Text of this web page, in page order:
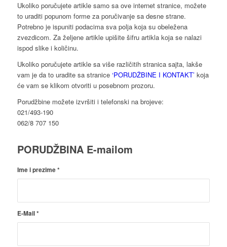
Ukoliko poručujete artikle samo sa ove internet stranice, možete
to uraditi popunom forme za poručivanje sa desne strane.
Potrebno je ispuniti podacima sva polja koja su obeležena
zvezdicom. Za željene artikle upišite šifru artikla koja se nalazi
ispod slike i količinu.
Ukoliko poručujete artikle sa više različitih stranica sajta, lakše
vam je da to uradite sa stranice ‘PORUDŽBINE I KONTAKT’ koja
će vam se klikom otvoriti u posebnom prozoru.
Porudžbine možete izvršiti i telefonski na brojeve:
021/493-190
062/8 707 150
PORUDŽBINA E-mailom
Ime i prezime*
E-Mail*